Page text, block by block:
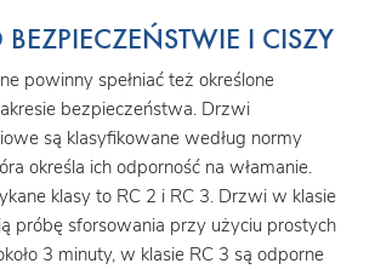
I CISZY
powinny spełniać też określone
bezpieczeństwa. Drzwi
są klasyfikowane według normy
określa ich odporność na włamanie.
klasy to RC 2 i RC 3. Drzwi w klasie
próbę sforsowania przy użyciu prostych
3 minuty, w klasie RC 3 są odporne